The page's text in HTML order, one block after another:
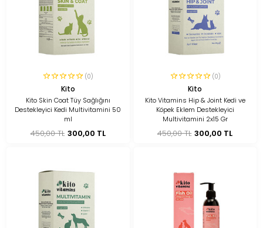
(0)
Kito
Kito Skin Coat Tüy Sağlığını
Destekleyici Kedi Multivitamini 50
ml
450,00 TL 300,00 TL
(0)
Kito
Kito Vitamins Hip & Joint Kedi ve
Köpek Eklem Destekleyici
Multivitamini 2x15 Gr
450,00 TL 300,00 TL